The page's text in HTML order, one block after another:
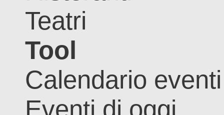
Teatri
Tool
Calendario eventi
Eventi di oggi